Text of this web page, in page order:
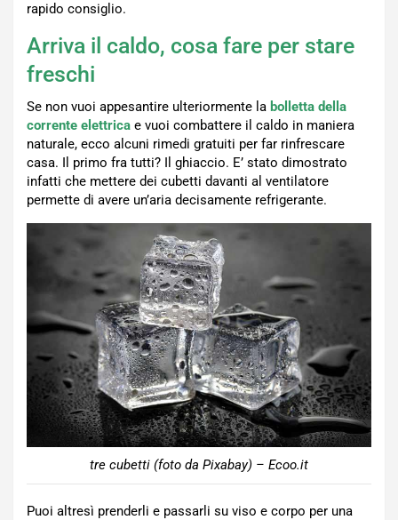
rapido consiglio.
Arriva il caldo, cosa fare per stare
freschi
Se non vuoi appesantire ulteriormente la bolletta della
corrente elettrica e vuoi combattere il caldo in maniera
naturale, ecco alcuni rimedi gratuiti per far rinfrescare
casa. Il primo fra tutti? Il ghiaccio. E’ stato dimostrato
infatti che mettere dei cubetti davanti al ventilatore
permette di avere un’aria decisamente refrigerante.
tre cubetti (foto da Pixabay) – Ecoo.it
Puoi altresì prenderli e passarli su viso e corpo per una